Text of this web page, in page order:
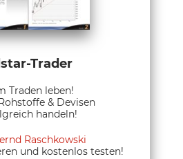
Trader
Traden leben!
& Devisen
handeln!
Raschkowski
und kostenlos testen!